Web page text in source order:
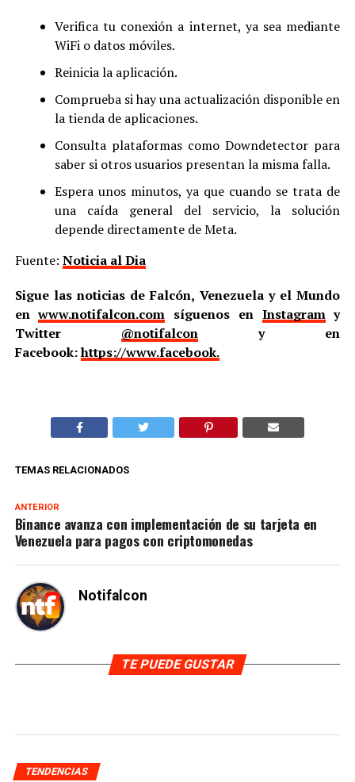
Verifica tu conexión a internet, ya sea mediante
WiFi o datos móviles.
Reinicia la aplicación.
Comprueba si hay una actualización disponible en
la tienda de aplicaciones.
Consulta plataformas como Downdetector para
saber si otros usuarios presentan la misma falla.
Espera unos minutos, ya que cuando se trata de
una caída general del servicio, la solución
depende directamente de Meta.
Fuente: Noticia al Dia
Sigue las noticias de Falcón, Venezuela y el Mundo
enwww.notifalcon.com síguenos en Instagramy
Twitter @notifalcony en
Facebook:https://www.facebook.
TEMAS RELACIONADOS
ANTERIOR
Binance avanza con implementación de su tarjeta en
Venezuela para pagos con criptomonedas
Notifalcon
TE PUEDE GUSTAR
TENDENCIAS